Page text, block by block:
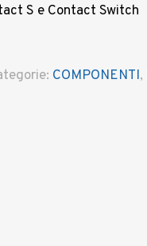
S e Contact Switch
COMPONENTI,